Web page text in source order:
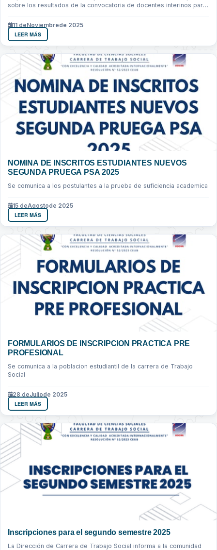
sobre los resultados de la convocatoria de docentes interinos para
11 deNoviembrede 2025
LEER MÁS
NOMINA DE INSCRITOS ESTUDIANTES NUEVOS
SEGUNDA PRUEGA PSA 2025
Se comunica a los postulantes a la prueba de suficiencia academica
15 deAgostode 2025
LEER MÁS
FORMULARIOS DE INSCRIPCION PRACTICA PRE
PROFESIONAL
Se comunica a la poblacion estudiantil de la carrera de Trabajo
Social
28 deJuliode 2025
LEER MÁS
Inscripciones para el segundo semestre 2025
La Dirección de Carrera de Trabajo Social informa a la comunidad